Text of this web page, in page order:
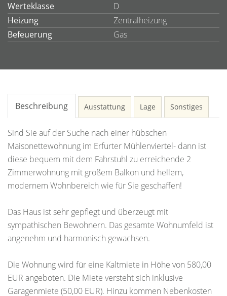
Werteklasse
D
Heizung
Zentralheizung
Befeuerung
Gas
Beschreibung Ausstattung Lage Sonstiges
Sind Sie auf der Suche nach einer hübschen
Maisonettewohnung im Erfurter Mühlenviertel- dann ist
diese bequem mit dem Fahrstuhl zu erreichende 2
Zimmerwohnung mit großem Balkon und hellem,
modernem Wohnbereich wie für Sie geschaffen!
Das Haus ist sehr gepflegt und überzeugt mit
sympathischen Bewohnern. Das gesamte Wohnumfeld ist
angenehm und harmonisch gewachsen.
Die Wohnung wird für eine Kaltmiete in Höhe von 580,00
EUR angeboten. Die Miete versteht sich inklusive
Garagenmiete (50,00 EUR). Hinzu kommen Nebenkosten